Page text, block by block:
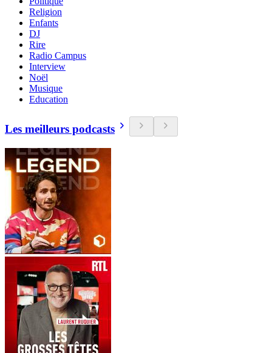
Religion
Enfants
DJ
Rire
Radio Campus
Interview
Noël
Musique
Education
Les meilleurs podcasts